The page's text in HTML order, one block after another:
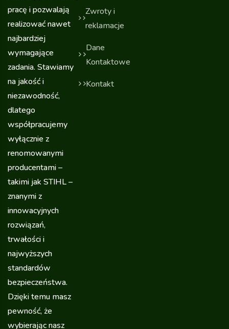
pracę i pozwalają
realizować nawet
najbardziej
wymagające
zadania. Stawiamy
na jakość i
niezawodność,
dlatego
współpracujemy
wyłącznie z
renomowanymi
producentami –
takimi jak STIHL –
znanymi z
innowacyjnych
rozwiązań,
trwałości i
najwyższych
standardów
bezpieczeństwa.
Dzięki temu masz
pewność, że
wybierając nasz
Zwroty i
reklamacje
Dane
Kontaktowe
Kontakt